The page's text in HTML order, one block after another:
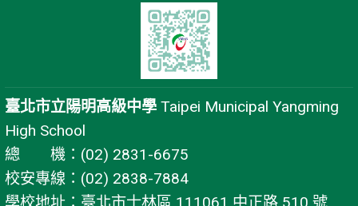
臺北市立陽明高級中學 Taipei Municipal Yangming
High School
總 機：(02) 2831-6675
校安專線：(02) 2838-7884